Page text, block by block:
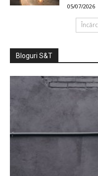
05/07/2026
Bloguri S&T